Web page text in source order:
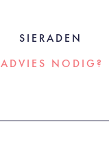
SIERADEN
ADVIES NODIG?